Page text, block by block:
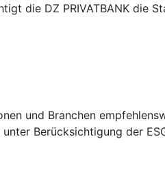
die DZ PRIVATBANK die
und Branchen
Berücksichtigung der